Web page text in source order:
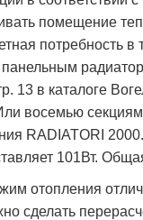
помещение
потребность
панельным
13 в каталоге
восемью
RADIATORI
101Вт.
отопления
сделать